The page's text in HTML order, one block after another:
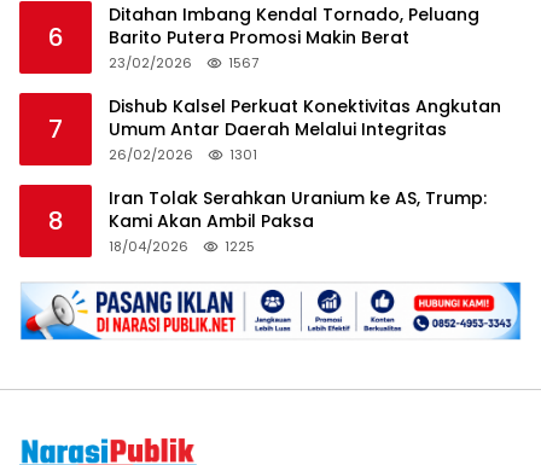
6
Ditahan Imbang Kendal Tornado, Peluang
Barito Putera Promosi Makin Berat
23/02/2026 1567
7
Dishub Kalsel Perkuat Konektivitas Angkutan
Umum Antar Daerah Melalui Integritas
26/02/2026 1301
8
Iran Tolak Serahkan Uranium ke AS, Trump:
Kami Akan Ambil Paksa
18/04/2026 1225